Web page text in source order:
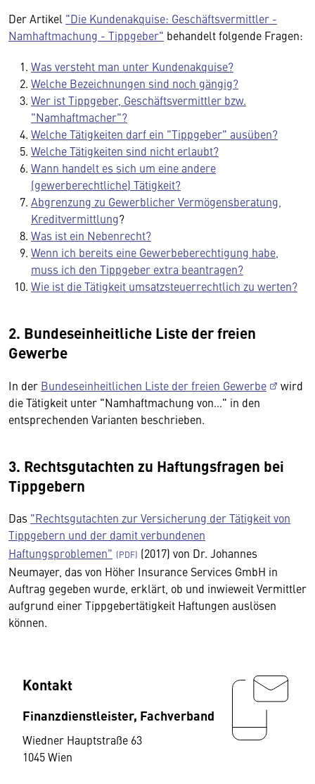
Der Artikel "Die Kundenakquise: Geschäftsvermittler -
Namhaftmachung - Tippgeber" behandelt folgende Fragen:
Was versteht man unter Kundenakquise?
Welche Bezeichnungen sind noch gängig?
Wer ist Tippgeber, Geschäftsvermittler bzw.
"Namhaftmacher"?
Welche Tätigkeiten darf ein "Tippgeber" ausüben?
Welche Tätigkeiten sind nicht erlaubt?
Wann handelt es sich um eine andere
(gewerberechtliche) Tätigkeit?
Abgrenzung zu Gewerblicher Vermögensberatung,
Kreditvermittlung?
Was ist ein Nebenrecht?
Wenn ich bereits eine Gewerbeberechtigung habe,
muss ich den Tippgeber extra beantragen?
Wie ist die Tätigkeit umsatzsteuerrechtlich zu werten?
2. Bundeseinheitliche Liste der freien
Gewerbe
In der Bundeseinheitlichen Liste der freien Gewerbe
wird
die Tätigkeit unter "Namhaftmachung von…" in den
entsprechenden Varianten beschrieben.
3. Rechtsgutachten zu Haftungsfragen bei
Tippgebern
Das "Rechtsgutachten zur Versicherung der Tätigkeit von
Tippgebern und der damit verbundenen
Haftungsproblemen"
(2017) von Dr. Johannes
Neumayer, das von Höher Insurance Services GmbH in
Auftrag gegeben wurde, erklärt, ob und inwieweit Vermittler
aufgrund einer Tippgebertätigkeit Haftungen auslösen
können.
Kontakt
Finanzdienstleister, Fachverband
Wiedner Hauptstraße 63
1045 Wien